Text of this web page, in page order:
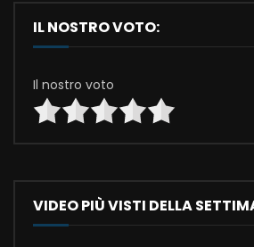
IL NOSTRO VOTO:
Il nostro voto
VIDEO PIÙ VISTI DELLA